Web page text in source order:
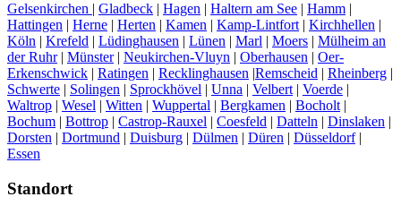
Gelsenkirchen | Gladbeck | Hagen | Haltern am See | Hamm |
Hattingen | Herne | Herten | Kamen | Kamp-Lintfort | Kirchhellen |
Köln | Krefeld | Lüdinghausen | Lünen | Marl | Moers | Mülheim an
der Ruhr| Münster| Neukirchen-Vluyn | Oberhausen | Oer-
Erkenschwick | Ratingen | Recklinghausen |Remscheid | Rheinberg |
Schwerte | Solingen | Sprockhövel | Unna | Velbert | Voerde |
Waltrop | Wesel | Witten | Wuppertal | Bergkamen | Bocholt |
Bochum | Bottrop | Castrop-Rauxel | Coesfeld | Datteln | Dinslaken |
Dorsten | Dortmund | Duisburg | Dülmen | Düren | Düsseldorf|
Essen
Standort